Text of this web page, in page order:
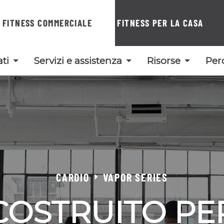
FITNESS COMMERCIALE FITNESS PER LA CASA
Servizi e assistenza Risorse
CARDIO VAPOR SERIES